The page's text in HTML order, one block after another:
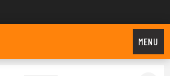
MENU